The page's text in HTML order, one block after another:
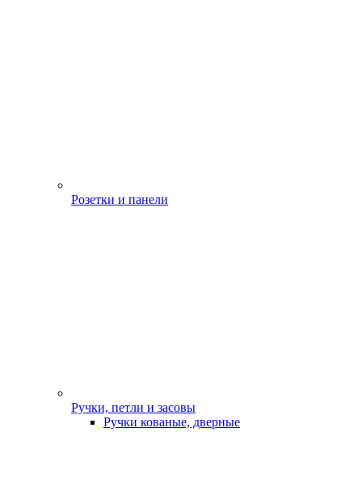
Розетки и панели
Ручки, петли и засовы
Ручки кованые, дверные